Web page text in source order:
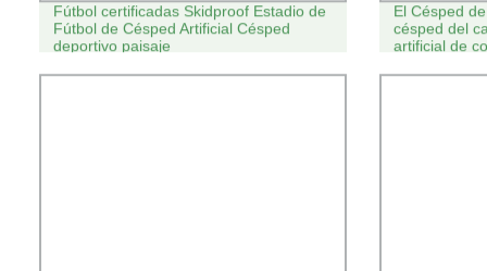
Fútbol certificadas Skidproof Estadio de
Fútbol de Césped Artificial Césped
deportivo paisaje
El Césped
césped del
artificial de